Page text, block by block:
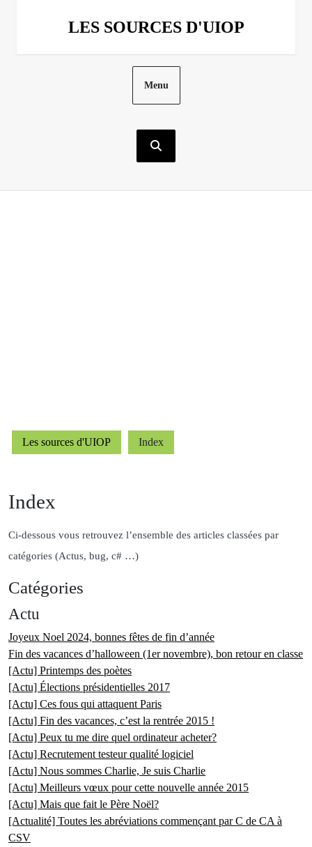
LES SOURCES D'UIOP
Menu
Les sources d'UIOP Index
Index
Ci-dessous vous retrouvez l’ensemble des articles classées par
catégories (Actus, bug, c# …)
Catégories
Actu
Joyeux Noel 2024, bonnes fêtes de fin d’année
Fin des vacances d’halloween (1er novembre), bon retour en classe
[Actu] Printemps des poètes
[Actu] Élections présidentielles 2017
[Actu] Ces fous qui attaquent Paris
[Actu] Fin des vacances, c’est la rentrée 2015 !
[Actu] Peux tu me dire quel ordinateur acheter?
[Actu] Recrutement testeur qualité logiciel
[Actu] Nous sommes Charlie, Je suis Charlie
[Actu] Meilleurs vœux pour cette nouvelle année 2015
[Actu] Mais que fait le Père Noël?
[Actualité] Toutes les abréviations commençant par C de CA à
CSV